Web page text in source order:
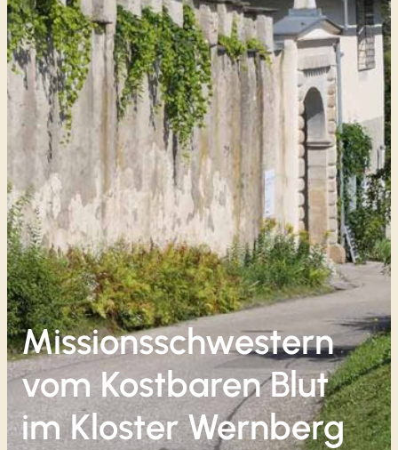
Missionsschwestern
vom Kostbaren Blut
im Kloster Wernberg